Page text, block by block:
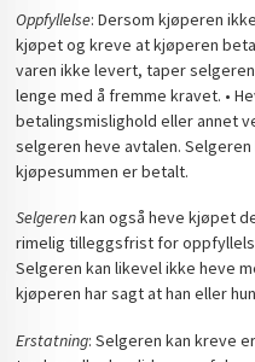
Oppfyllelse: Dersom kjøperen
kjøpet og kreve at kjøperen
varen ikke levert, taper
lenge med å fremme kravet. •
betalingsmislighold eller annet
selgeren heve avtalen.
kjøpesummen er betalt.
Selgerenkan også heve kjøpet
rimelig tilleggsfrist for
Selgeren kan likevel ikke heve
kjøperen har sagt at han eller
Erstatning: Selgeren kan kreve